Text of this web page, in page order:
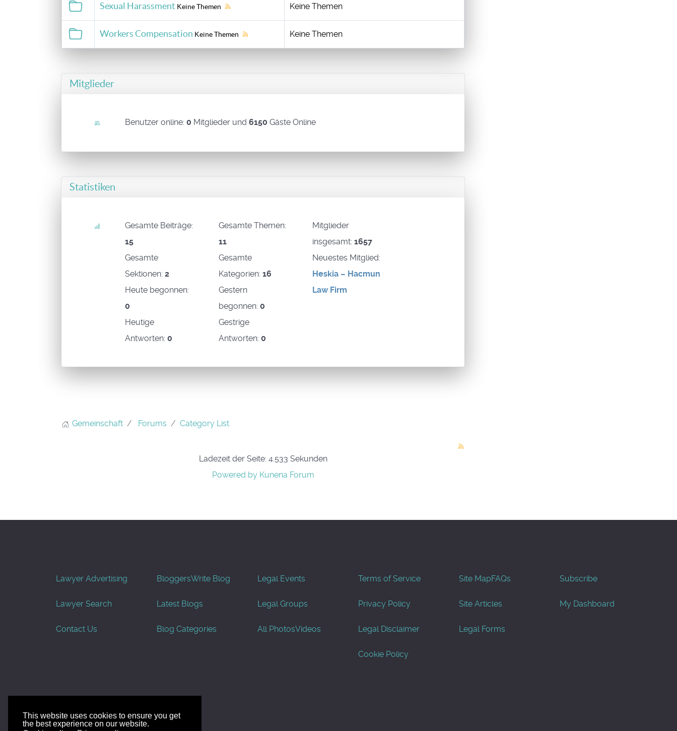
This website uses cookies to ensure you get
the best experience on our website.
Sexual Harassment Keine Themen Keine Themen
Workers Compensation Keine Themen Keine Themen
Mitglieder
Benutzer online: 0 Mitglieder und 6150 Gäste Online
Statistiken
Gesamte Beiträge:
15
Gesamte
Sektionen: 2
Heute begonnen:
0
Heutige
Antworten: 0
Gesamte Themen:
11
Gesamte
Kategorien: 16
Gestern
begonnen: 0
Gestrige
Antworten: 0
Mitglieder
insgesamt: 1657
Neuestes Mitglied:
Heskia – Hacmun
Law Firm
Gemeinschaft Forums Category List
Ladezeit der Seite: 4.533 Sekunden
Powered by Kunena Forum
Lawyer Advertising
Lawyer Search
Contact Us
BloggersWrite Blog
Latest Blogs
Blog Categories
Legal Events
Legal Groups
All PhotosVideos
Terms of Service
Privacy Policy
Legal Disclaimer
Cookie Policy
Site MapFAQs
Site Articles
Legal Forms
Subscribe
My Dashboard